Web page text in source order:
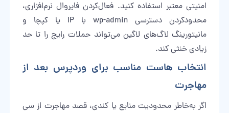
امنیتی معتبر استفاده کنید. فعال‌کردن فایروال نرم‌افزاری،
محدودکردن دسترسی wp-admin با IP یا کپچا و
مانیتورینگ لاگ‌های لاگین می‌تواند حملات رایج را تا حد
زیادی خنثی کند.
انتخاب هاست مناسب برای وردپرس بعد از
مهاجرت
اگر به‌خاطر محدودیت منابع یا کندی، قصد مهاجرت از سی